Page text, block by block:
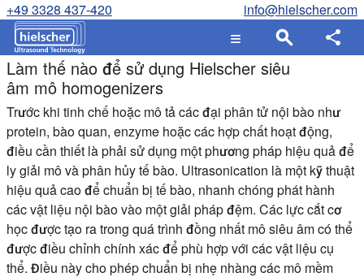
+49 3328 437-420 info@hielscher.com
Làm thế nào để sử dụng Hielscher siêu
âm mô homogenizers
Trước khi tinh chế hoặc mô tả các đại phân tử nội bào như
protein, bào quan, enzyme hoặc các hợp chất hoạt động,
điều cần thiết là phải sử dụng một phương pháp hiệu quả để
ly giải mô và phân hủy tế bào. Ultrasonication là một kỹ thuật
hiệu quả cao để chuẩn bị tế bào, nhanh chóng phát hành
các vật liệu nội bào vào một giải pháp đệm. Các lực cắt cơ
học được tạo ra trong quá trình đồng nhất mô siêu âm có thể
được điều chỉnh chính xác để phù hợp với các vật liệu cụ
thể. Điều này cho phép chuẩn bị nhẹ nhàng các mô mềm